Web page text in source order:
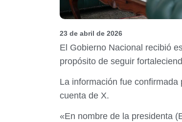
23 de abril de 2026
El Gobierno Nacional recibió
propósito de seguir
La información fue
cuenta de X.
«En nombre de la presidenta